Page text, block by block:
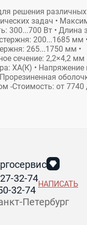
решения различных
задач •
300...700 Вт • Длина
200...1685 мм
265...1750 мм •
сечение: 2,2×4,2 мм
ХА(К) • Напряжение
-Стоимость: от 7740
32-74
32-74 НАПИСАТЬ
Петербург